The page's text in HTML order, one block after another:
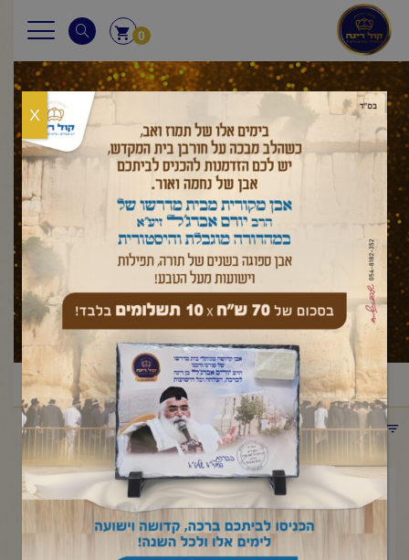
0
מאמר לשבת
ראשי/מאמר לשבת /שמות/תרומה/פרשת תרומה
תפריט קטגוריות
פרשת תרומה
פברואר 19, 2026
X